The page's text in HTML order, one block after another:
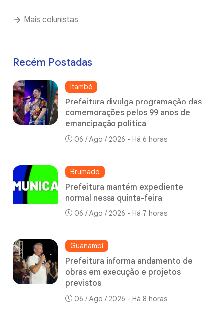
Mais colunistas
Recém Postadas
Itambé
Prefeitura divulga programação das
comemorações pelos 99 anos de
emancipação política
06 / Ago / 2026 - Há 6 horas
Brumado
Prefeitura mantém expediente
normal nessa quinta-feira
06 / Ago / 2026 - Há 7 horas
Guanambi
Prefeitura informa andamento de
obras em execução e projetos
previstos
06 / Ago / 2026 - Há 8 horas